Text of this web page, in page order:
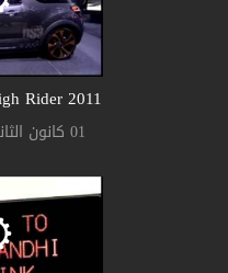
Rider 2011
01 كانون الثاني 2013, 12:00 ص